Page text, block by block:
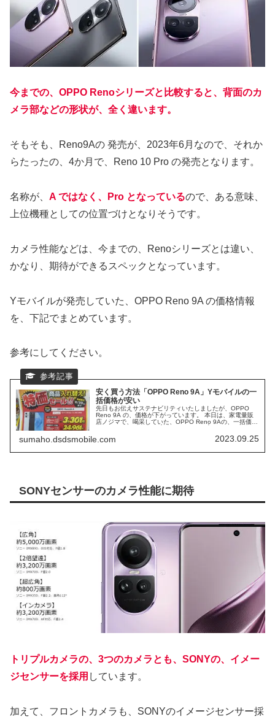
今までの、OPPO Renoシリーズと比較すると、背面のカ
メラ部などの形状が、全く違います。
そもそも、Reno9Aの 発売が、2023年6月なので、それか
らたったの、4か月で、Reno 10 Pro の発売となります。
名称が、 A ではなく、Pro となっているので、ある意味、
上位機種としての位置づけとなりそうです。
カメラ性能などは、今までの、Renoシリーズとは違い、
かなり、期待ができるスペックとなっています。
Yモバイルが発売していた、OPPO Reno 9A の価格情報
を、下記でまとめています。
参考にしてください。
安く買う方法「OPPO Reno 9A」Yモバイルの一
括価格が安い
先日もお伝えサステナビリティいたしましたが、OPPO
Reno 9A の、価格が下がっています。 本日は、家電量販
店ノジマで、喝采していた、OPPO Reno 9Aの、一括価格
ンラインで契約の場合、事務手数料が無料になります。 店
頭で買った方が良いか、オンラインの方が良いか？ 安く買
sumaho.dsdsmobile.com 2023.09.25
SONYセンサーのカメラ性能に期待
トリプルカメラの、3つのカメラとも、SONYの、イメー
ジセンサーを採用 しています。
加えて、フロントカメラも、SONYのイメージセンサー採